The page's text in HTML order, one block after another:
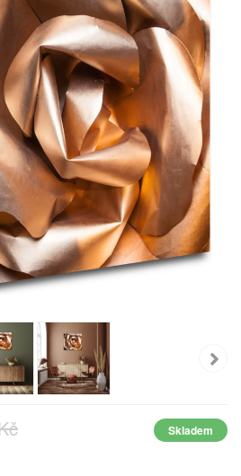
Skladem